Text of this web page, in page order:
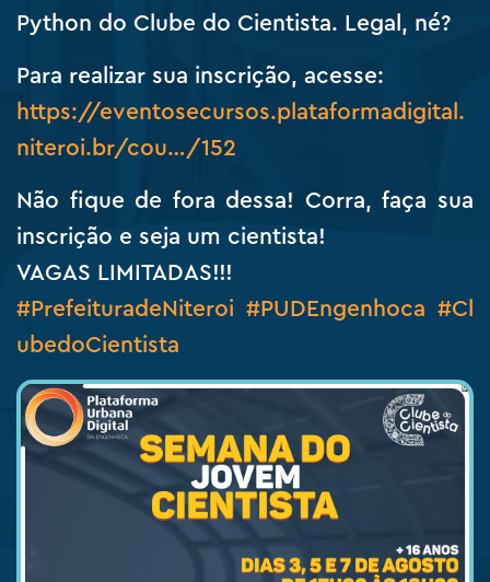
Python do Clube do Cientista. Legal, né?
Para realizar sua inscrição, acesse:
https://eventosecursos.plataformadigital.
niteroi.br/cou…/152
Não fique de fora dessa! Corra, faça sua
inscrição e seja um cientista!
VAGAS LIMITADAS!!!
#PrefeituradeNiteroi #PUDEngenhoca #Cl
ubedoCientista